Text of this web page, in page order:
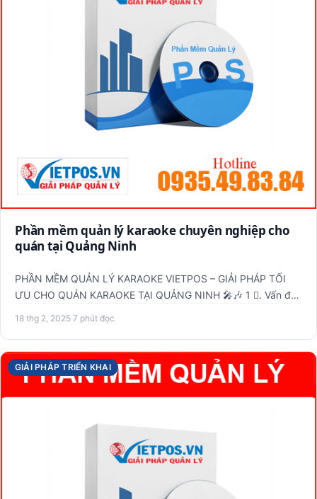
Phần mềm quản lý karaoke chuyên nghiệp cho
quán tại Quảng Ninh
PHẦN MỀM QUẢN LÝ KARAOKE VIETPOS – GIẢI PHÁP TỐI
ƯU CHO QUÁN KARAOKE TẠI QUẢNG NINH 🎤🎶 1️ ⃣. Vấn đề
18 thg 2, 2025·7 phút đọc
GIẢI PHÁP TRIỂN KHAI